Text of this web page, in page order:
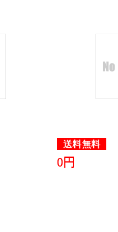
送料無料
0円